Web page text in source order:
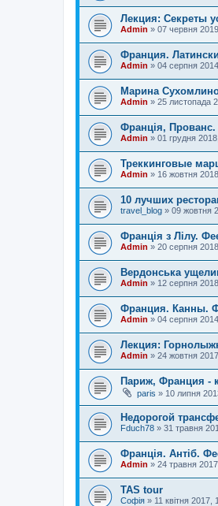
Лекция: Секреты
Admin » 07 червня
Франция.
Admin » 04 серпня
Марина
Admin » 25 листопада
Франція, Прованс.
Admin » 01 грудня
Треккинговые
Admin » 16 жовтня
10 лучших
travel_blog » 09 жовтня
Франція з Лілу.
Admin » 20 серпня
Вердонська
Admin » 12 серпня
Франция. Канны.
Admin » 04 серпня
Лекция:
Admin » 24 жовтня
Париж, Франция -
paris » 10 липня
Недорогой
Fduch78 » 31 травня
Франція. Антіб.
Admin » 24 травня
TAS tour
Софія » 11 квітня 2017,